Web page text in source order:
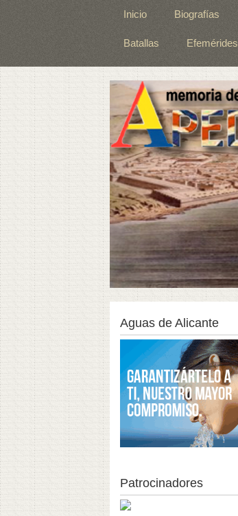
Inicio Biografías
Batallas Efemérides
Aguas de Alicante
Patrocinadores